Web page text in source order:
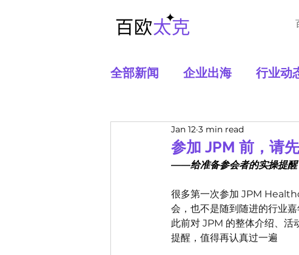
全部新闻 企业出海 行业动
参加 JPM 前，请
Jan 12 3 min read
——给准备参会者的实操提醒
很多第一次参加 JPM
会，也不是随到随进的行业
此前对 JPM 的整体介绍、活
提醒，值得再认真过一遍